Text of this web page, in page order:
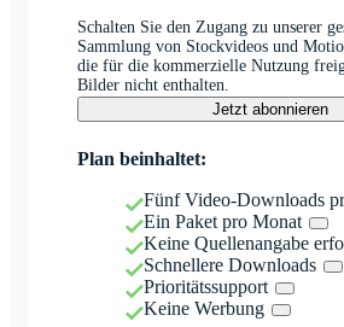
Schalten Sie den Zugang zu unserer
Sammlung von Stockvideos und
die für die kommerzielle Nutzung
Bilder nicht enthalten.
Jetzt abonnieren
Plan beinhaltet:
Fünf Video-Downloads
Ein Paket pro Monat
Keine Quellenangabe
Schnellere Downloads
Prioritätssupport
Keine Werbung